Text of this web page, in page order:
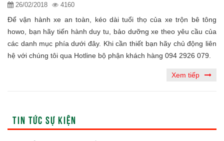
26/02/2018 4160
Để vận hành xe an toàn, kéo dài tuổi thọ của xe trộn bê tông
howo, bạn hãy tiến hành duy tu, bảo dưỡng xe theo yêu cầu của
các danh mục phía dưới đây. Khi cần thiết bạn hãy chủ động liên
hệ với chúng tôi qua Hotline bộ phận khách hàng 094 2926 079.
Xem tiếp
TIN TỨC SỰ KIỆN